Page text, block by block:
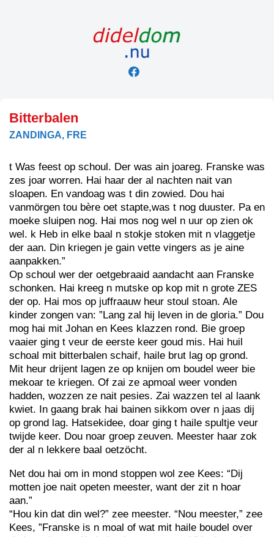
Bitterbalen
ZANDINGA, FRE
t Was feest op schoul. Der was ain joareg. Franske was
zes joar worren. Hai haar der al nachten nait van
sloapen. En vandoag was t din zowied. Dou hai
vanmörgen tou bère oet stapte,was t nog duuster. Pa en
moeke sluipen nog. Hai mos nog wel n uur op zien ok
wel. k Heb in elke baal n stokje stoken mit n vlaggetje
der aan. Din kriegen je gain vette vingers as je aine
aanpakken.”
Op schoul wer der oetgebraaid aandacht aan Franske
schonken. Hai kreeg n mutske op kop mit n grote ZES
der op. Hai mos op juffraauw heur stoul stoan. Ale
kinder zongen van: ”Lang zal hij leven in de gloria.” Dou
mog hai mit Johan en Kees klazzen rond. Bie groep
vaaier ging t veur de eerste keer goud mis. Hai huil
schoal mit bitterbalen schaif, haile brut lag op grond.
Mit heur drijent lagen ze op knijen om boudel weer bie
mekoar te kriegen. Of zai ze apmoal weer vonden
hadden, wozzen ze nait pesies. Zai wazzen tel al laank
kwiet. In gaang brak hai bainen sikkom over n jaas dij
op grond lag. Hatsekidee, doar ging t haile spultje veur
twijde keer. Dou noar groep zeuven. Meester haar zok
der al n lekkere baal oetzöcht.
Net dou hai om in mond stoppen wol zee Kees: “Dij
motten joe nait opeten meester, want der zit n hoar
aan.”
“Hou kin dat din wel?” zee meester. “Nou meester,” zee
Kees, ”Franske is n moal of wat mit haile boudel over